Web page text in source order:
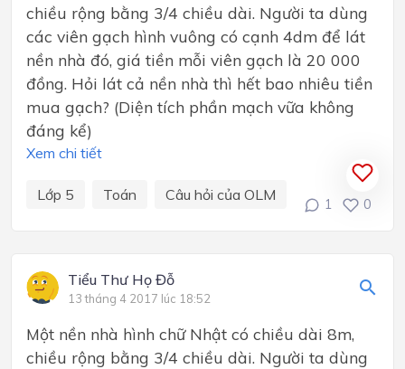
chiều rộng bằng 3/4 chiều dài. Người ta dùng
các viên gạch hình vuông có cạnh 4dm để lát
nền nhà đó, giá tiền mỗi viên gạch là 20 000
đồng. Hỏi lát cả nền nhà thì hết bao nhiêu tiền
mua gạch? (Diện tích phần mạch vữa không
đáng kể)
Xem chi tiết
Lớp 5 Toán Câu hỏi của OLM
1 0
Tiểu Thư Họ Đỗ
13 tháng 4 2017 lúc 18:52
Mộ​t nền nhà hình chữ Nhật có chiều dài 8m,
chiều rộng bằng 3/4 chiều dài. Người ta dùng